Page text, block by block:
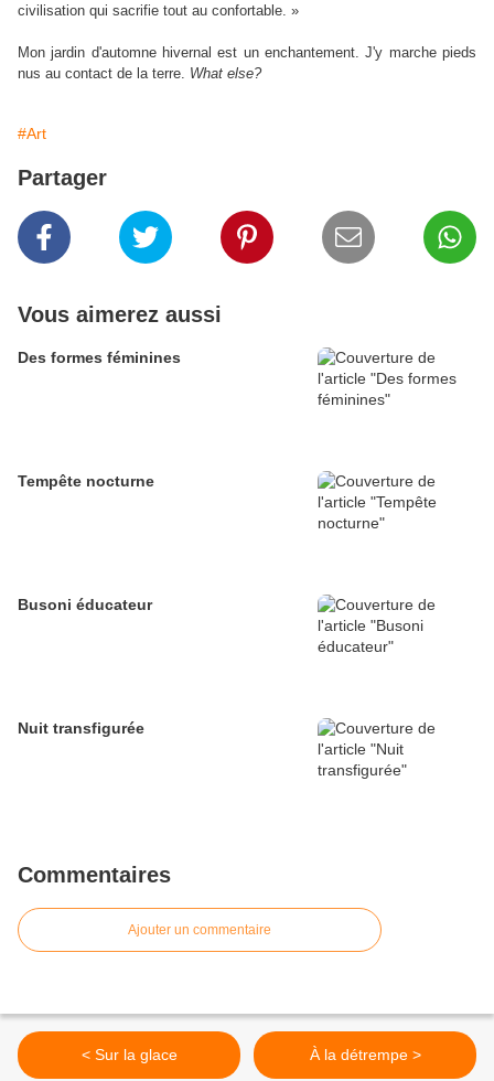
civilisation qui sacrifie tout au confortable. »
Mon jardin d'automne hivernal est un enchantement. J'y marche pieds
nus au contact de la terre. What else?
#Art
Partager
Vous aimerez aussi
Des formes féminines
Tempête nocturne
Busoni éducateur
Nuit transfigurée
Commentaires
Ajouter un commentaire
< Sur la glace À la détrempe >